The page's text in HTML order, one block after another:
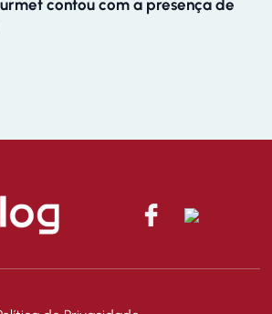
contou com a presença de